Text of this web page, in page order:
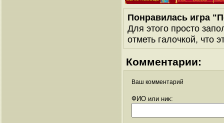
Понравилась игра
Для этого просто
отметь галочкой, что
Комментарии:
Ваш комментарий
ФИО или ник: